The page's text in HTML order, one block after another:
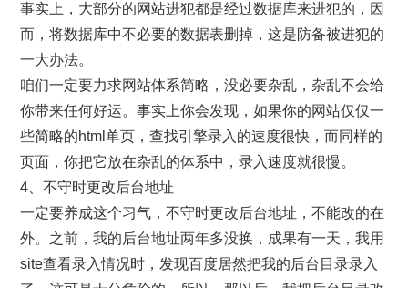
事实上，大部分的网站进犯都是经过数据库来进犯的，因
而，将数据库中不必要的数据表删掉，这是防备被进犯的
一大办法。
咱们一定要力求网站体系简略，没必要杂乱，杂乱不会给
你带来任何好运。事实上你会发现，如果你的网站仅仅一
些简略的html单页，查找引擎录入的速度很快，而同样的
页面，你把它放在杂乱的体系中，录入速度就很慢。
4、不守时更改后台地址
一定要养成这个习气，不守时更改后台地址，不能改的在
外。之前，我的后台地址两年多没换，成果有一天，我用
site查看录入情况时，发现百度居然把我的后台目录录入